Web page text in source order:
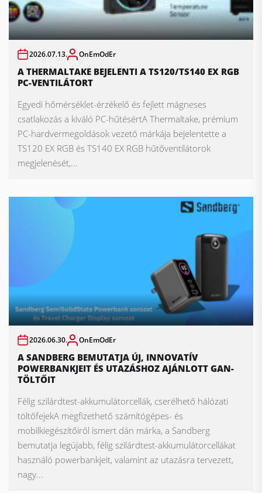
2026.07.13. OnEmOdEr
A THERMALTAKE BEJELENTI A TS120/TS140 EX RGB
PC-VENTILÁTORT
Egyedi hőmérséklet-érzékelő és fejlett mágneses
csatlakozás a kiváló PC-hűtésértA Thermaltake, prémium
PC-hardvermegoldások vezető márkája bejelentette a
TS120 EX RGB és TS140 EX RGB hűtőventilátorok
megjelenését,...
2026.06.30. OnEmOdEr
A SANDBERG BEMUTATJA ÚJ, INNOVATÍV
POWERBANKJEIT ÉS UTAZÁSHOZ AJÁNLOTT GAN-
TÖLTŐIT
Félig szilárdtest-akkumulátorcellák, cserélhető hálózati
töltőfejekA megfizethető számítógépes- és
mobilkiegészítőiről ismert dán márka, a Sandberg
bemutatja legújabb, félig szilárdtest-akkumulátorcellákat
használó powerbankjeit, valamint az utazásra tervezett,
nagy...